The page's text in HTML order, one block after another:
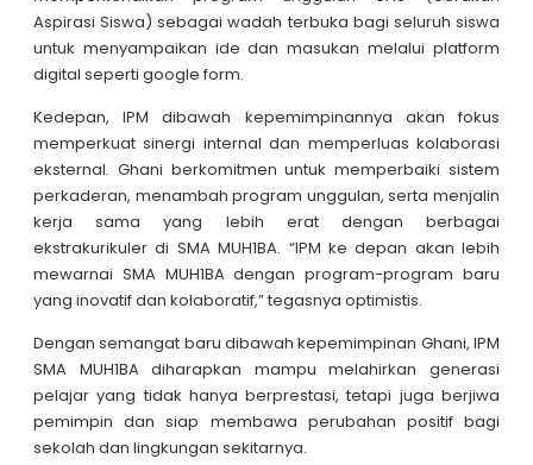
Aspirasi Siswa) sebagai wadah terbuka bagi seluruh siswa
untuk menyampaikan ide dan masukan melalui platform
digital seperti google form.
Kedepan, IPM dibawah kepemimpinannya akan fokus
memperkuat sinergi internal dan memperluas kolaborasi
eksternal. Ghani berkomitmen untuk memperbaiki sistem
perkaderan, menambah program unggulan, serta menjalin
kerja sama yang lebih erat dengan berbagai
ekstrakurikuler di SMA MUH1BA. “IPM ke depan akan lebih
mewarnai SMA MUH1BA dengan program-program baru
yang inovatif dan kolaboratif,” tegasnya optimistis.
Dengan semangat baru dibawah kepemimpinan Ghani, IPM
SMA MUH1BA diharapkan mampu melahirkan generasi
pelajar yang tidak hanya berprestasi, tetapi juga berjiwa
pemimpin dan siap membawa perubahan positif bagi
sekolah dan lingkungan sekitarnya.